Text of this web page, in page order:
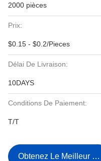
2000 pièces
Prix:
$0.15 - $0.2/Pieces
Délai De Livraison:
10DAYS
Conditions De Paiement:
T/T
Obtenez Le Meilleur